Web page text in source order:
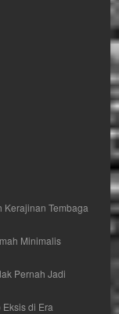
Kerajinan Tembaga
Minimalis
Pernah Jadi
di Era